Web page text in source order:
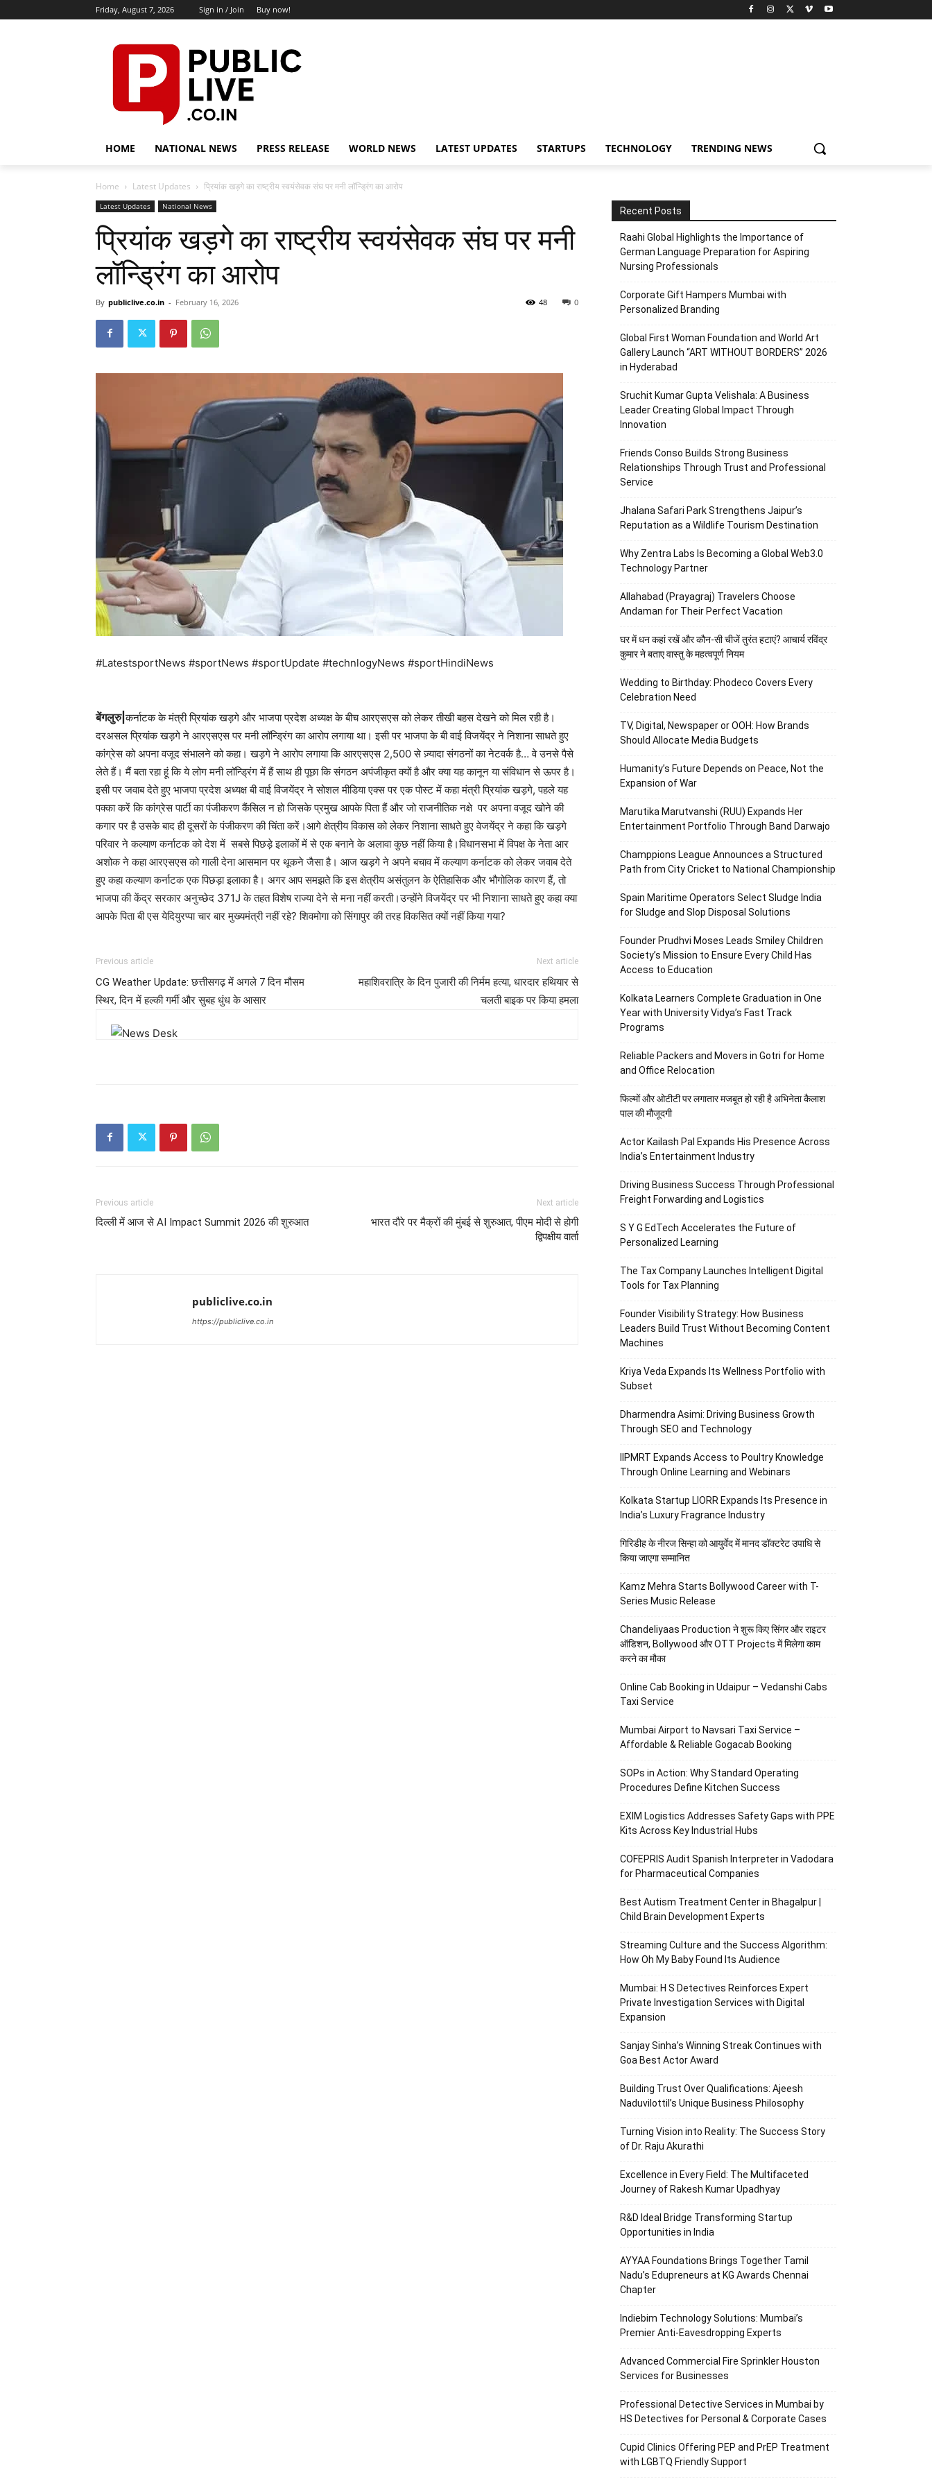
Friday, August 7, 2026 Sign in / Join Buy now!
HOME NATIONAL NEWS PRESS RELEASE WORLD NEWS LATEST UPDATES STARTUPS TECHNOLOGY TRENDING NEWS
Home Latest Updates प्रियांक खड़गे का राष्ट्रीय स्वयंसेवक संघ पर मनी लॉन्ड्रिंग का आरोप
Latest Updates National News
प्रियांक खड़गे का राष्ट्रीय स्वयंसेवक संघ पर मनी
लॉन्ड्रिंग का आरोप
By publiclive.co.in - February 16, 2026 0
48
#LatestsportNews #sportNews #sportUpdate #technlogyNews #sportHindiNews
बेंगलुरु|कर्नाटक के मंत्री प्रियांक खड़गे और भाजपा प्रदेश अध्यक्ष के बीच आरएसएस को लेकर तीखी बहस देखने को मिल रही है।
दरअसल प्रियांक खड़गे ने आरएसएस पर मनी लॉन्ड्रिंग का आरोप लगाया था। इसी पर भाजपा के बी वाई विजयेंद्र ने निशाना साधते हुए
कांग्रेस को अपना वजूद संभालने को कहा। खड़गे ने आरोप लगाया कि आरएसएस 2,500 से ज़्यादा संगठनों का नेटवर्क है… वे उनसे पैसे
लेते हैं। मैं बता रहा हूं कि ये लोग मनी लॉन्ड्रिंग में हैं साथ ही पूछा कि संगठन अपंजीकृत क्यों है और क्या यह कानून या संविधान से ऊपर है।
इसी पर जवाब देते हुए भाजपा प्रदेश अध्यक्ष बी वाई विजयेंद्र ने सोशल मीडिया एक्स पर एक पोस्ट में कहा मंत्री प्रियांक खड़गे, पहले यह
पक्का करें कि कांग्रेस पार्टी का पंजीकरण कैंसिल न हो जिसके प्रमुख आपके पिता हैं और जो राजनीतिक नक्षे पर अपना वजूद खोने की
कगार पर है उसके बाद ही दूसरों के पंजीकरण की चिंता करें।आगे क्षेत्रीय विकास को लेकर निशाना साधते हुए वेजयेंद्र ने कहा कि खड़गे
परिवार ने कल्याण कर्नाटक को देश में सबसे पिछड़े इलाकों में से एक बनाने के अलावा कुछ नहीं किया है।विधानसभा में विपक्ष के नेता आर
अशोक ने कहा आरएसएस को गाली देना आसमान पर थूकने जैसा है। आज खड़गे ने अपने बचाव में कल्याण कर्नाटक को लेकर जवाब देते
हुए कहा कल्याण कर्नाटक एक पिछड़ा इलाका है। अगर आप समझते कि इस क्षेत्रीय असंतुलन के ऐतिहासिक और भौगोलिक कारण हैं, तो
भाजपा की केंद्र सरकार अनुच्छेद 371J के तहत विशेष राज्या देने से मना नहीं करती।उन्होंने विजयेंद्र पर भी निशाना साधते हुए कहा क्या
आपके पिता बी एस येदियुरप्पा चार बार मुख्यमंत्री नहीं रहे? शिवमोगा को सिंगापुर की तरह विकसित क्यों नहीं किया गया?
Previous article
CG Weather Update: छत्तीसगढ़ में अगले 7 दिन मौसम
स्थिर, दिन में हल्की गर्मी और सुबह धुंध के आसार
Next article
महाशिवरात्रि के दिन पुजारी की निर्मम हत्या, धारदार हथियार से
चलती बाइक पर किया हमला
Previous article
दिल्ली में आज से AI Impact Summit 2026 की शुरुआत
Next article
भारत दौरे पर मैक्रों की मुंबई से शुरुआत, पीएम मोदी से होगी
द्विपक्षीय वार्ता
publiclive.co.in
https://publiclive.co.in
Recent Posts
Raahi Global Highlights the Importance of
German Language Preparation for Aspiring
Nursing Professionals
Corporate Gift Hampers Mumbai with
Personalized Branding
Global First Woman Foundation and World Art
Gallery Launch “ART WITHOUT BORDERS” 2026
in Hyderabad
Sruchit Kumar Gupta Velishala: A Business
Leader Creating Global Impact Through
Innovation
Friends Conso Builds Strong Business
Relationships Through Trust and Professional
Service
Jhalana Safari Park Strengthens Jaipur’s
Reputation as a Wildlife Tourism Destination
Why Zentra Labs Is Becoming a Global Web3.0
Technology Partner
Allahabad (Prayagraj) Travelers Choose
Andaman for Their Perfect Vacation
घर में धन कहां रखें और कौन-सी चीजें तुरंत हटाएं? आचार्य रविंद्र
कुमार ने बताए वास्तु के महत्वपूर्ण नियम
Wedding to Birthday: Phodeco Covers Every
Celebration Need
TV, Digital, Newspaper or OOH: How Brands
Should Allocate Media Budgets
Humanity’s Future Depends on Peace, Not the
Expansion of War
Marutika Marutvanshi (RUU) Expands Her
Entertainment Portfolio Through Band Darwajo
Champpions League Announces a Structured
Path from City Cricket to National Championship
Spain Maritime Operators Select Sludge India
for Sludge and Slop Disposal Solutions
Founder Prudhvi Moses Leads Smiley Children
Society’s Mission to Ensure Every Child Has
Access to Education
Kolkata Learners Complete Graduation in One
Year with University Vidya’s Fast Track
Programs
Reliable Packers and Movers in Gotri for Home
and Office Relocation
फिल्मों और ओटीटी पर लगातार मजबूत हो रही है अभिनेता कैलाश
पाल की मौजूदगी
Actor Kailash Pal Expands His Presence Across
India’s Entertainment Industry
Driving Business Success Through Professional
Freight Forwarding and Logistics
S Y G EdTech Accelerates the Future of
Personalized Learning
The Tax Company Launches Intelligent Digital
Tools for Tax Planning
Founder Visibility Strategy: How Business
Leaders Build Trust Without Becoming Content
Machines
Kriya Veda Expands Its Wellness Portfolio with
Subset
Dharmendra Asimi: Driving Business Growth
Through SEO and Technology
IIPMRT Expands Access to Poultry Knowledge
Through Online Learning and Webinars
Kolkata Startup LIORR Expands Its Presence in
India’s Luxury Fragrance Industry
गिरिडीह के नीरज सिन्हा को आयुर्वेद में मानद डॉक्टरेट उपाधि से
किया जाएगा सम्मानित
Kamz Mehra Starts Bollywood Career with T-
Series Music Release
Chandeliyaas Production ने शुरू किए सिंगर और राइटर
ऑडिशन, Bollywood और OTT Projects में मिलेगा काम
करने का मौका
Online Cab Booking in Udaipur – Vedanshi Cabs
Taxi Service
Mumbai Airport to Navsari Taxi Service –
Affordable & Reliable Gogacab Booking
SOPs in Action: Why Standard Operating
Procedures Define Kitchen Success
EXIM Logistics Addresses Safety Gaps with PPE
Kits Across Key Industrial Hubs
COFEPRIS Audit Spanish Interpreter in Vadodara
for Pharmaceutical Companies
Best Autism Treatment Center in Bhagalpur |
Child Brain Development Experts
Streaming Culture and the Success Algorithm:
How Oh My Baby Found Its Audience
Mumbai: H S Detectives Reinforces Expert
Private Investigation Services with Digital
Expansion
Sanjay Sinha’s Winning Streak Continues with
Goa Best Actor Award
Building Trust Over Qualifications: Ajeesh
Naduvilottil’s Unique Business Philosophy
Turning Vision into Reality: The Success Story
of Dr. Raju Akurathi
Excellence in Every Field: The Multifaceted
Journey of Rakesh Kumar Upadhyay
R&D Ideal Bridge Transforming Startup
Opportunities in India
AYYAA Foundations Brings Together Tamil
Nadu’s Edupreneurs at KG Awards Chennai
Chapter
Indiebim Technology Solutions: Mumbai’s
Premier Anti-Eavesdropping Experts
Advanced Commercial Fire Sprinkler Houston
Services for Businesses
Professional Detective Services in Mumbai by
HS Detectives for Personal & Corporate Cases
Cupid Clinics Offering PEP and PrEP Treatment
with LGBTQ Friendly Support